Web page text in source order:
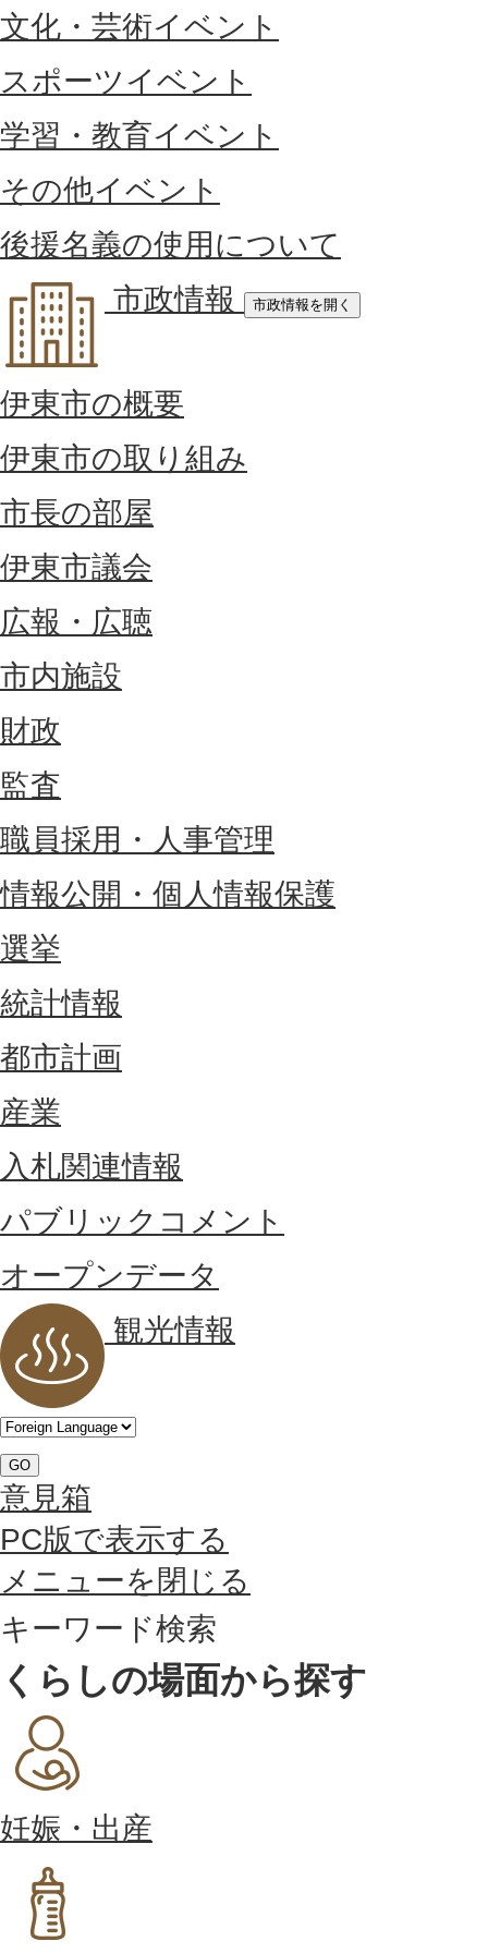
文化・芸術イベント
スポーツイベント
学習・教育イベント
その他イベント
後援名義の使用について
市政情報
市政情報を開く
伊東市の概要
伊東市の取り組み
市長の部屋
伊東市議会
広報・広聴
市内施設
財政
監査
職員採用・人事管理
情報公開・個人情報保護
選挙
統計情報
都市計画
産業
入札関連情報
パブリックコメント
オープンデータ
観光情報
GO
意見箱
PC版で表示する
メニューを閉じる
キーワード検索
くらしの場面から探す
妊娠・出産